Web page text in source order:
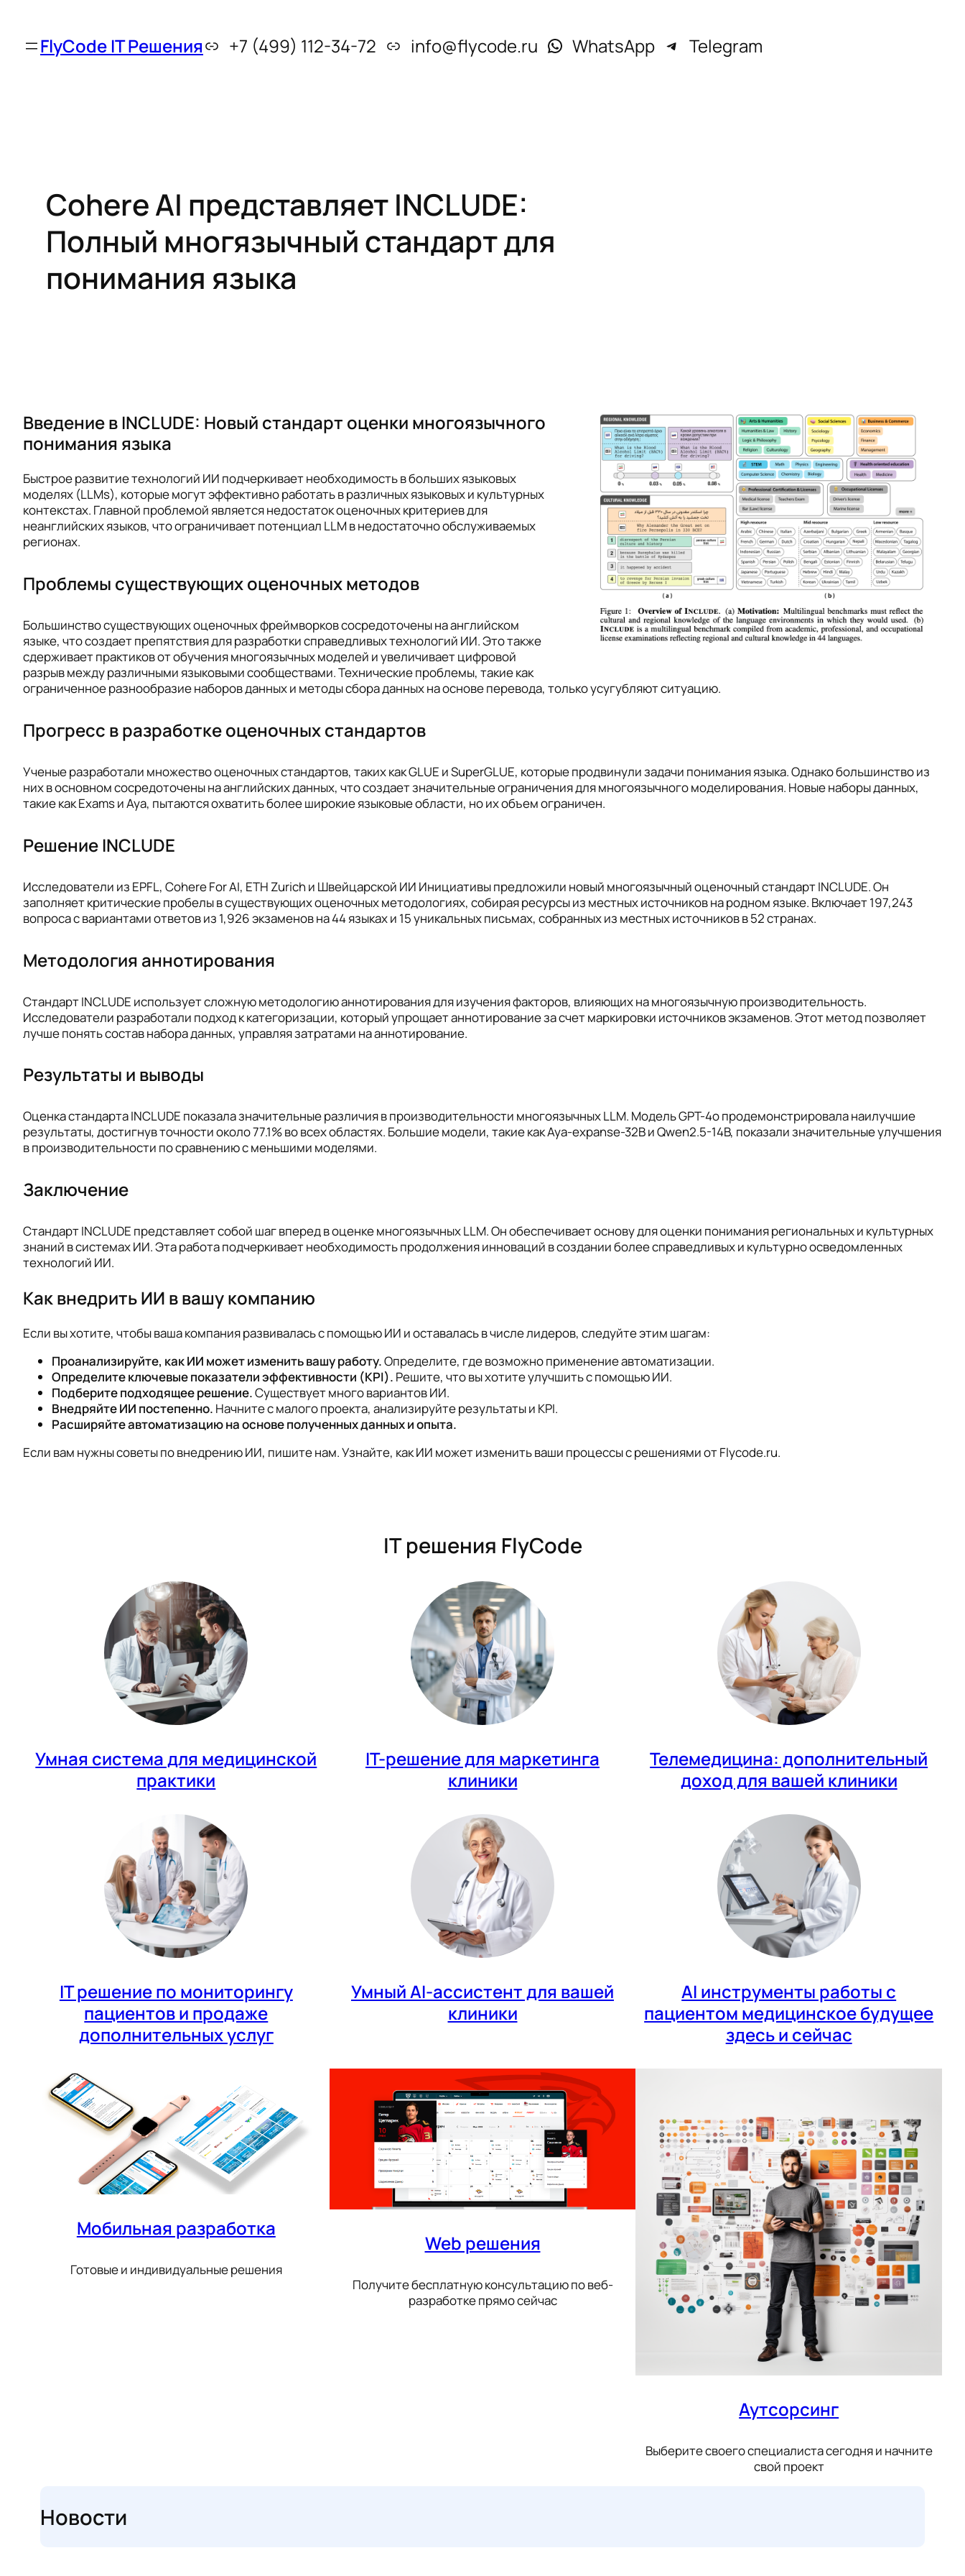
FlyCode IT Решения +7 (499) 112-34-72 info@flycode.ru WhatsApp Telegram
Cohere AI представляет INCLUDE:
Полный многязычный стандарт для
понимания языка
Введение в INCLUDE: Новый стандарт оценки многоязычного
понимания языка
Быстрое развитие технологий ИИ подчеркивает необходимость в больших языковых
моделях (LLMs), которые могут эффективно работать в различных языковых и культурных
контекстах. Главной проблемой является недостаток оценочных критериев для
неанглийских языков, что ограничивает потенциал LLM в недостаточно обслуживаемых
регионах.
Проблемы существующих оценочных методов
Большинство существующих оценочных фреймворков сосредоточены на английском
языке, что создает препятствия для разработки справедливых технологий ИИ. Это также
сдерживает практиков от обучения многоязычных моделей и увеличивает цифровой
разрыв между различными языковыми сообществами. Технические проблемы, такие как
ограниченное разнообразие наборов данных и методы сбора данных на основе перевода, только усугубляют ситуацию.
Прогресс в разработке оценочных стандартов
Ученые разработали множество оценочных стандартов, таких как GLUE и SuperGLUE, которые продвинули задачи понимания языка. Однако большинство из
них в основном сосредоточены на английских данных, что создает значительные ограничения для многоязычного моделирования. Новые наборы данных,
такие как Exams и Aya, пытаются охватить более широкие языковые области, но их объем ограничен.
Решение INCLUDE
Исследователи из EPFL, Cohere For AI, ETH Zurich и Швейцарской ИИ Инициативы предложили новый многоязычный оценочный стандарт INCLUDE. Он
заполняет критические пробелы в существующих оценочных методологиях, собирая ресурсы из местных источников на родном языке. Включает 197,243
вопроса с вариантами ответов из 1,926 экзаменов на 44 языках и 15 уникальных письмах, собранных из местных источников в 52 странах.
Методология аннотирования
Стандарт INCLUDE использует сложную методологию аннотирования для изучения факторов, влияющих на многоязычную производительность.
Исследователи разработали подход к категоризации, который упрощает аннотирование за счет маркировки источников экзаменов. Этот метод позволяет
лучше понять состав набора данных, управляя затратами на аннотирование.
Результаты и выводы
Оценка стандарта INCLUDE показала значительные различия в производительности многоязычных LLM. Модель GPT-4o продемонстрировала наилучшие
результаты, достигнув точности около 77.1% во всех областях. Большие модели, такие как Aya-expanse-32B и Qwen2.5-14B, показали значительные улучшения
в производительности по сравнению с меньшими моделями.
Заключение
Стандарт INCLUDE представляет собой шаг вперед в оценке многоязычных LLM. Он обеспечивает основу для оценки понимания региональных и культурных
знаний в системах ИИ. Эта работа подчеркивает необходимость продолжения инноваций в создании более справедливых и культурно осведомленных
технологий ИИ.
Как внедрить ИИ в вашу компанию
Если вы хотите, чтобы ваша компания развивалась с помощью ИИ и оставалась в числе лидеров, следуйте этим шагам:
Проанализируйте, как ИИ может изменить вашу работу.Определите, где возможно применение автоматизации.
Определите ключевые показатели эффективности (KPI). Решите, что вы хотите улучшить с помощью ИИ.
Подберите подходящее решение.Существует много вариантов ИИ.
Внедряйте ИИ постепенно. Начните с малого проекта, анализируйте результаты и KPI.
Расширяйте автоматизацию на основе полученных данных и опыта.
Если вам нужны советы по внедрению ИИ, пишите нам. Узнайте, как ИИ может изменить ваши процессы с решениями от Flycode.ru.
IT решения FlyCode
Умная система для медицинской
практики
IT-решение для маркетинга
клиники
Телемедицина: дополнительный
доход для вашей клиники
IT решение по мониторингу
пациентов и продаже
дополнительных услуг
Умный AI-ассистент для вашей
клиники
AI инструменты работы с
пациентом медицинское будущее
здесь и сейчас
Мобильная разработка
Готовые и индивидуальные решения
Web решения
Получите бесплатную консультацию по веб-
разработке прямо сейчас
Аутсорсинг
Выберите своего специалиста сегодня и начните
свой проект
Новости